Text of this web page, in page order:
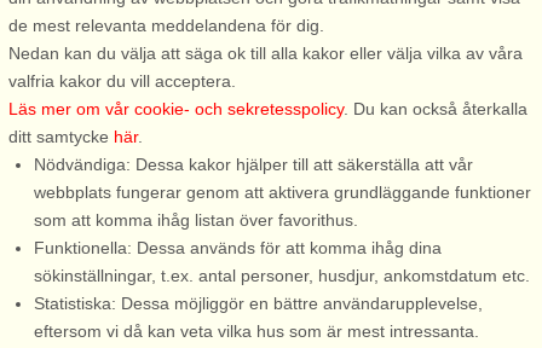
Litet vackert semesterhus vid
Haga Park på Öland där ni har
nära till havet samt en fantastisk
utsikt över dom vackra
slätterna. Här kan ni tillbringa
sköna sommardagar nere på
den omtyckta långgrunda ...
från 7.969 SEK
Fantastiskt semesterhus vid
Haga Park på Öland där ni har
utsikt över vackra slätter. Här
sommardagar nere på den
omtyckta långgrunda
sandstranden ...
från 12.339 SEK
de mest relevanta meddelandena för dig.
Nedan kan du välja att säga ok till alla kakor eller välja vilka av våra
valfria kakor du vill acceptera.
Läs mer om vår cookie- och sekretesspolicy. Du kan också återkalla
ditt samtycke här.
Nödvändiga: Dessa kakor hjälper till att säkerställa att vår
webbplats fungerar genom att aktivera grundläggande funktioner
som att komma ihåg listan över favorithus.
Funktionella: Dessa används för att komma ihåg dina
sökinställningar, t.ex. antal personer, husdjur, ankomstdatum etc.
Statistiska: Dessa möjliggör en bättre användarupplevelse,
eftersom vi då kan veta vilka hus som är mest intressanta.